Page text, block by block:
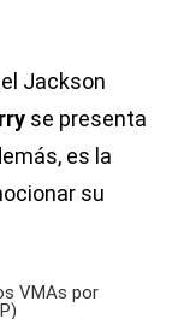
Jackson
se presenta
es la
su